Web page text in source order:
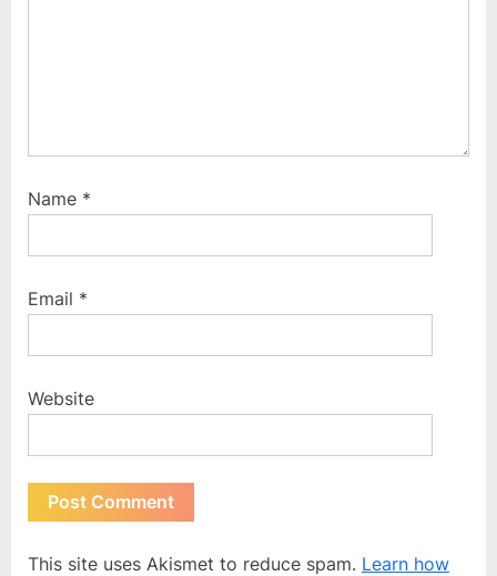
Name *
Email *
Website
This site uses Akismet to reduce spam. Learn how